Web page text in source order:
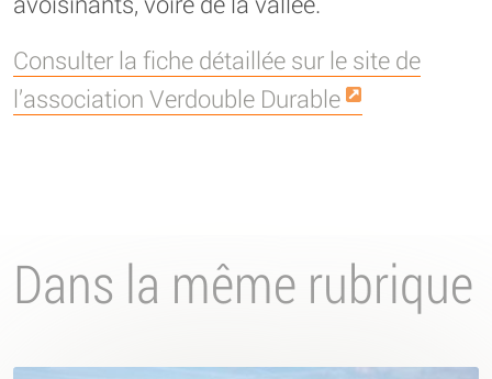
Consulter la fiche détaillée sur le site de
l’association Verdouble Durable
Dans la même rubrique